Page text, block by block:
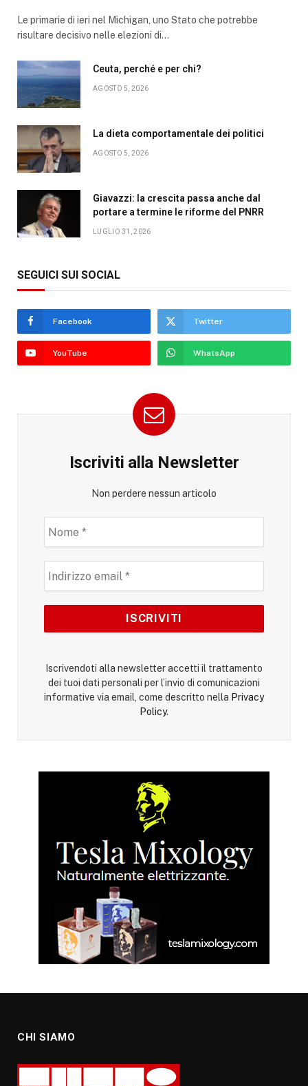
Le primarie di ieri nel Michigan, uno Stato che potrebbe
risultare decisivo nelle elezioni di…
Ceuta, perché e per chi?
AGOSTO 5, 2026
La dieta comportamentale dei politici
AGOSTO 5, 2026
Giavazzi: la crescita passa anche dal
portare a termine le riforme del PNRR
LUGLIO 31, 2026
SEGUICI SUI SOCIAL
Facebook Twitter
YouTube WhatsApp
Iscriviti alla Newsletter
Non perdere nessun articolo
Iscrivendoti alla newsletter accetti il trattamento
dei tuoi dati personali per l’invio di comunicazioni
informative via email, come descritto nella Privacy
Policy.
CHI SIAMO